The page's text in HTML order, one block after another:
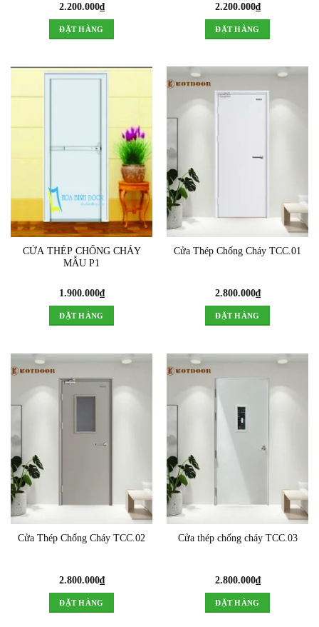
2.200.000₫
ĐẶT HÀNG
2.200.000₫
ĐẶT HÀNG
CỬA THÉP CHỐNG CHÁY
MẪU P1
1.900.000₫
ĐẶT HÀNG
Cửa Thép Chống Cháy TCC.01
2.800.000₫
ĐẶT HÀNG
Cửa Thép Chống Cháy TCC.02
2.800.000₫
ĐẶT HÀNG
Cửa thép chống cháy TCC.03
2.800.000₫
ĐẶT HÀNG